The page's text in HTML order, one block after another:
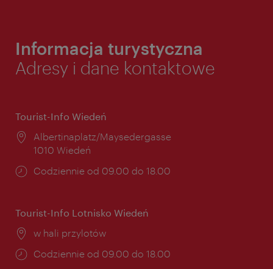
Informacja turystyczna
Adresy i dane kontaktowe
Tourist-Info Wiedeń
Miejsce:
Albertinaplatz/Maysedergasse
1010 Wiedeń
Godziny
Codziennie od 09.00 do 18.00
Tourist-Info Lotnisko Wiedeń
Miejsce:
w hali przylotów
Godziny
Codziennie od 09.00 do 18.00